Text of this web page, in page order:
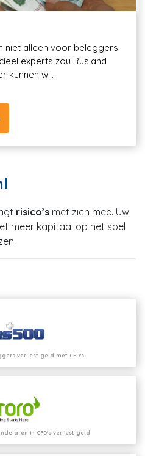
niet alleen voor beleggers.
experts zou Rusland
kunnen w...
risico’s met zich mee. Uw
meer kapitaal op het spel
verliest geld met CFD’s.
in CFD's verliest geld